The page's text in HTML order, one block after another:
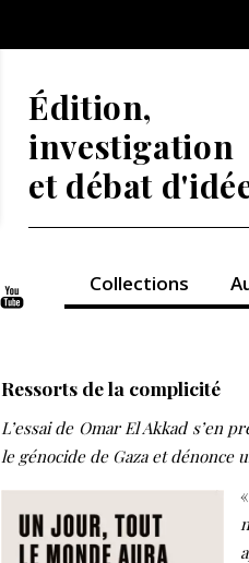
Édition,
investigation
et débat
Collections
Ressorts de la complicité
L’essai de Omar El Akkad s’en
le génocide de Gaza et dénonce
«